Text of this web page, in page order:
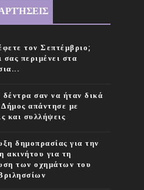
τον Σεπτέμβριο;
σας περιμένει στα
σαν να ήταν δικά
απάντησε με
και συλλήψεις
δημοπρασίας για την
ακινήτου για τη
των οχημάτων του